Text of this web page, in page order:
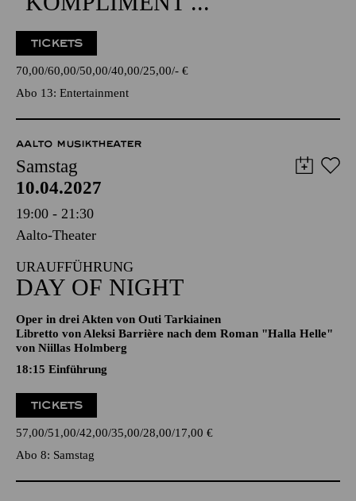
ENTERTAINMENT
GÖTZ ALSMANN
"KOMPLIMENT ..."
TICKETS
70,00 60,00 50,00 40,00 25,00 -€
Abo 13: Entertainment
AALTO MUSIKTHEATER
Samstag
10.04.2027
19:00 - 21:30
Aalto-Theater
URAUFFÜHRUNG
DAY OF NIGHT
Oper in drei Akten von Outi Tarkiainen
von Niillas Holmberg
18:15 Einführung
TICKETS
57,00 51,00 42,00 35,00 28,00 17,00€